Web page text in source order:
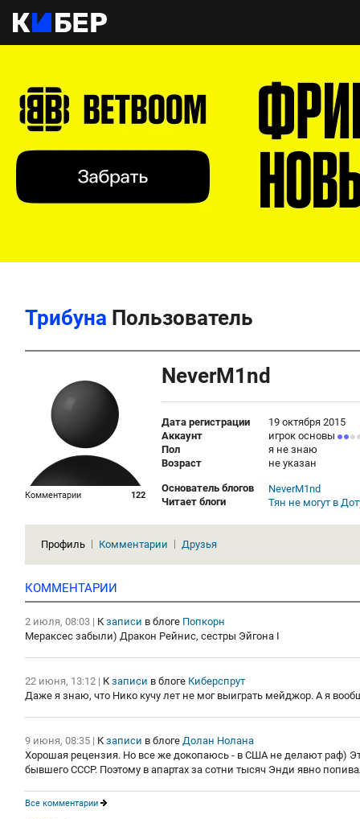
Трибуна Пользователь
Комментарии 122
NeverM1nd
Дата регистрации
19 октября 2015
Аккаунт
игрок основы
Пол
я не знаю
Возраст
не указан
Основатель блогов
NeverM1nd
Читает блоги
Тян не могут в
Профиль Комментарии Друзья
КОММЕНТАРИИ
2 июля, 08:03 | К записи в блоге Попкорн
Мераксес забыли) Дракон Рейнис, сестры Эйгона I
22 июня, 13:12 | К записи в блоге Киберспрут
Даже я знаю, что Нико кучу лет не мог выиграть мейджор. А я
9 июня, 08:35 | К записи в блоге Долан Нолана
Хорошая рецензия. Но все же докопаюсь - в США не делают раф)
бывшего СССР. Поэтому в апартах за сотни тысяч Энди явно
Все комментарии